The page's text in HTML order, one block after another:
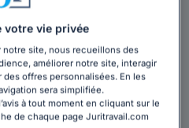
qu'avocat principalement
activités dominantes
et...Lire la suite
vie privée
notre site, nous recueillons des
améliorer notre site, interagir
offres personnalisées. En les
sera simplifiée.
à tout moment en cliquant sur le
de chaque page Juritravail.com